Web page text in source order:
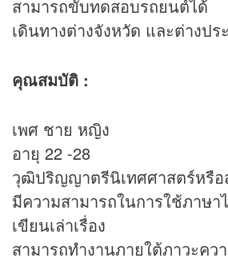
สามารถขับทดสอบรถยนต์ได้
เดินทางต่างจังหวัด และต่างปร
คุณสมบัติ :
เพศ ชาย หญิง
อายุ 22 -28
วุฒิปริญญาตรีนิเทศศาสตร์หรือ
มีความสามารถในการใช้ภาษา
เขียนเล่าเรื่อง
สามารถทำงานภายใต้ภาวะคว